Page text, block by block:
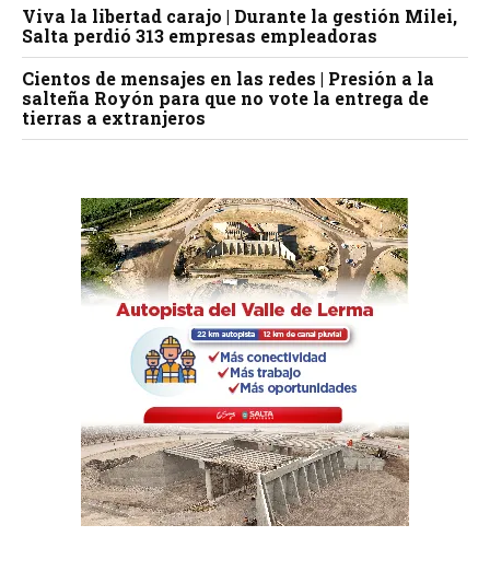
Viva la libertad carajo | Durante la gestión Milei,
Salta perdió 313 empresas empleadoras
Cientos de mensajes en las redes | Presión a la
salteña Royón para que no vote la entrega de
tierras a extranjeros